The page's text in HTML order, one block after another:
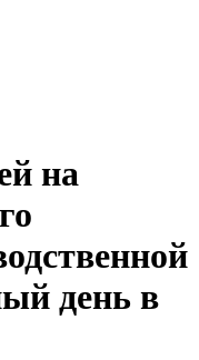
на
день в